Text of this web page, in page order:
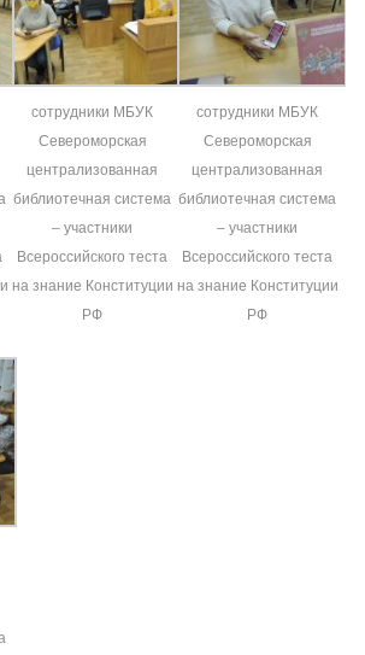
сотрудники МБУК
Североморская
централизованная
библиотечная система
– участники
Всероссийского теста
на знание Конституции
РФ
сотрудники МБУК
Североморская
централизованная
библиотечная система
– участники
Всероссийского теста
на знание Конституции
РФ